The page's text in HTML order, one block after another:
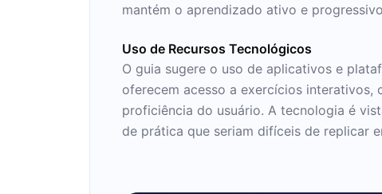
mantém o aprendizado ativo e
Uso de Recursos Tecnológicos
O guia sugere o uso de aplicativos e
oferecem acesso a exercícios interativos,
proficiência do usuário. A tecnologia é
de prática que seriam difíceis de replicar